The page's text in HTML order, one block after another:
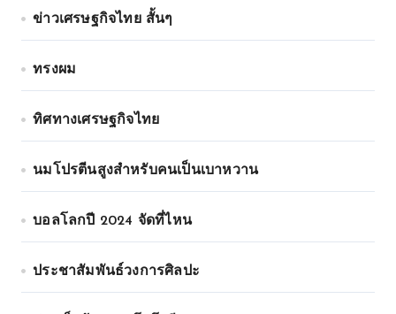
ข่าวเศรษฐกิจไทย สั้นๆ
ทรงผม
ทิศทางเศรษฐกิจไทย
นมโปรตีนสูงสำหรับคนเป็นเบาหวาน
บอลโลกปี 2024 จัดที่ไหน
ประชาสัมพันธ์วงการศิลปะ